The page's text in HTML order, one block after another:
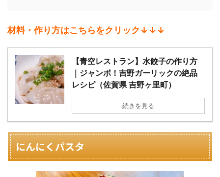
材料・作り方はこちらをクリック↓↓↓
【青空レストラン】水餃子の作り方
｜ジャンボ！吉野ガーリックの絶品
レシピ（佐賀県 吉野ヶ里町）
続きを見る
にんにくパスタ